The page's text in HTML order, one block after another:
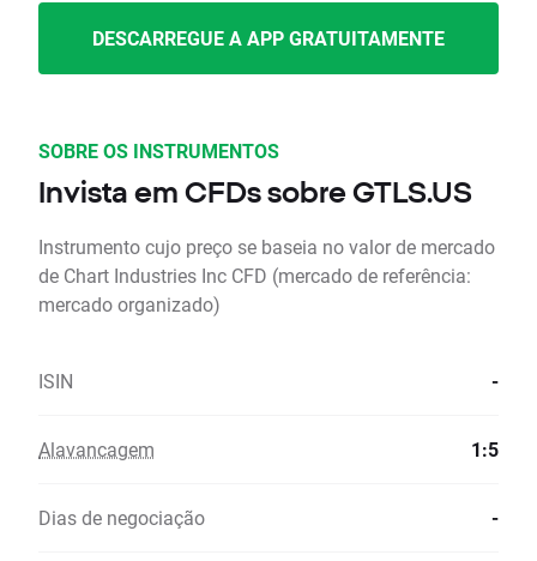
DESCARREGUE A APP GRATUITAMENTE
SOBRE OS INSTRUMENTOS
Invista em CFDs sobre GTLS.US
Instrumento cujo preço se baseia no valor de mercado
de Chart Industries Inc CFD (mercado de referência:
mercado organizado)
ISIN -
Alavancagem 1:5
Dias de negociação -